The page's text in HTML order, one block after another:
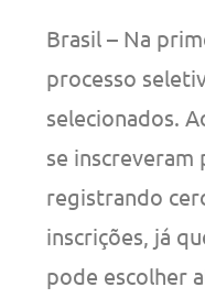
Brasil – Na
processo
selecionados.
se inscreveram
registrando
inscrições, já
pode escolher